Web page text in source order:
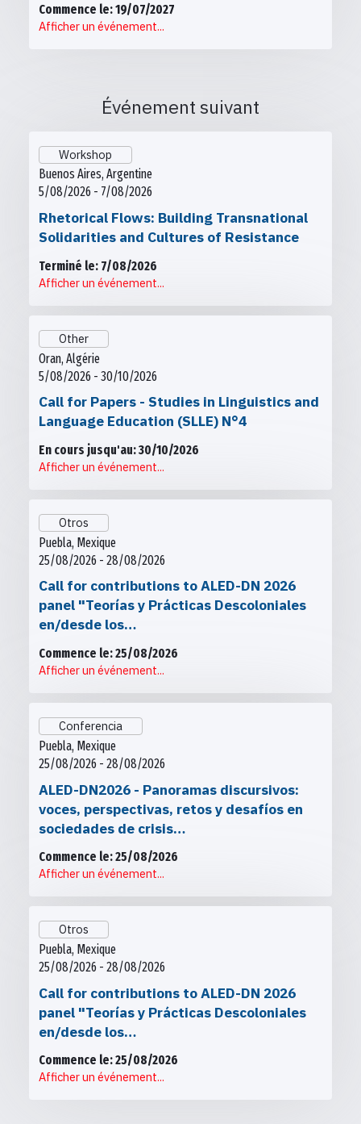
Commence le: 19/07/2027
Afficher un événement...
Événement suivant
Workshop
Buenos Aires, Argentine
5/08/2026 - 7/08/2026
Rhetorical Flows: Building Transnational
Solidarities and Cultures of Resistance
Terminé le: 7/08/2026
Afficher un événement...
Other
Oran, Algérie
5/08/2026 - 30/10/2026
Call for Papers - Studies in Linguistics and
Language Education (SLLE) N°4
En cours jusqu'au: 30/10/2026
Afficher un événement...
Otros
Puebla, Mexique
25/08/2026 - 28/08/2026
Call for contributions to ALED-DN 2026
panel "Teorías y Prácticas Descoloniales
en/desde los…
Commence le: 25/08/2026
Afficher un événement...
Conferencia
Puebla, Mexique
25/08/2026 - 28/08/2026
ALED-DN2026 - Panoramas discursivos:
voces, perspectivas, retos y desafíos en
sociedades de crisis…
Commence le: 25/08/2026
Afficher un événement...
Otros
Puebla, Mexique
25/08/2026 - 28/08/2026
Call for contributions to ALED-DN 2026
panel "Teorías y Prácticas Descoloniales
en/desde los…
Commence le: 25/08/2026
Afficher un événement...